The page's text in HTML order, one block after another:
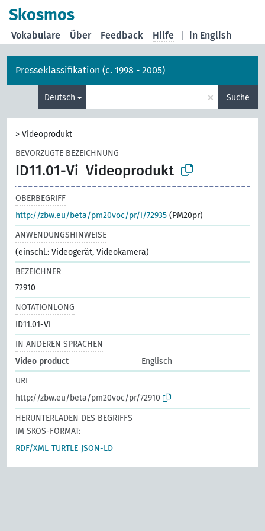
Skosmos
in English
Vokabulare Über Feedback Hilfe
Presseklassifikation (c. 1998 - 2005)
Deutsch × Suche
>Videoprodukt
BEVORZUGTE BEZEICHNUNG
ID11.01-Vi Videoprodukt
OBERBEGRIFF
http://zbw.eu/beta/pm20voc/pr/i/72935 (PM20pr)
ANWENDUNGSHINWEISE
(einschl.: Videogerät, Videokamera)
BEZEICHNER
72910
NOTATIONLONG
ID11.01-Vi
IN ANDEREN SPRACHEN
Video product
Englisch
URI
http://zbw.eu/beta/pm20voc/pr/72910
HERUNTERLADEN DES BEGRIFFS
IM SKOS-FORMAT:
RDF/XML TURTLE JSON-LD